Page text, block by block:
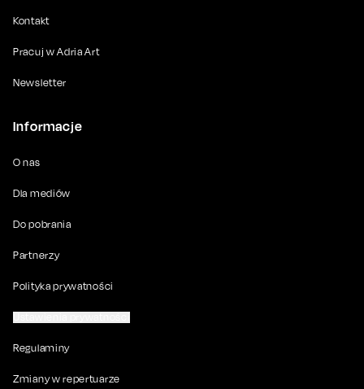
Kontakt
Pracuj w Adria Art
Newsletter
Informacje
O nas
Dla mediów
Do pobrania
Partnerzy
Polityka prywatności
Regulaminy
Zmiany w repertuarze